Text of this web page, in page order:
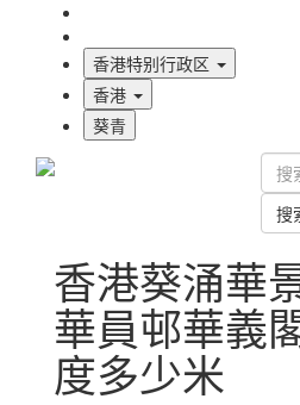
香港特别行政区
香港
葵青
搜
香港葵涌華
華員邨華義
度多少米